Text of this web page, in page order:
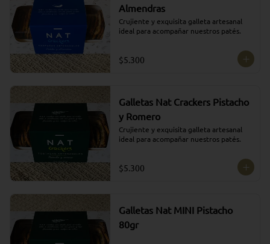
Almendras
Crujiente y exquisita galleta artesanal
ideal para acompañar nuestros patés.
$5.300
Galletas Nat Crackers Pistacho
y Romero
Crujiente y exquisita galleta artesanal
ideal para acompañar nuestros patés.
$5.300
Galletas Nat MINI Pistacho
80gr